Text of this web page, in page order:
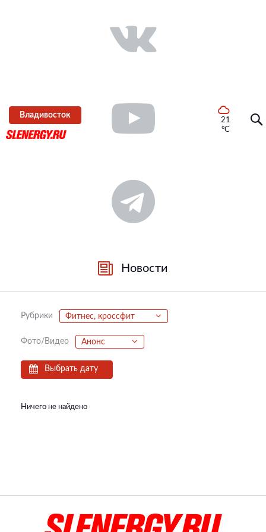
Владивосток
21
°C
Новости
Рубрики Фитнес, кроссфит
Фото/Видео Анонс
Выбрать дату
Ничего не найдено